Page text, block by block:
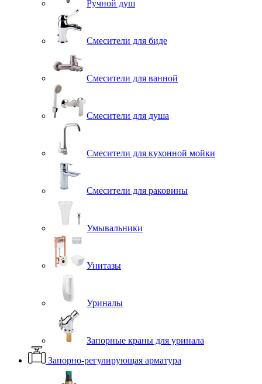
Ручной душ
Смесители для биде
Смесители для ванной
Смесители для душа
Смесители для кухонной мойки
Смесители для раковины
Умывальники
Унитазы
Уриналы
Запорные краны для уринала
Запорно-регулирующая арматура